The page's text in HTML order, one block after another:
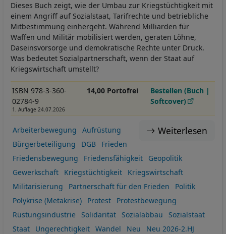
Dieses Buch zeigt, wie der Umbau zur Kriegstüchtigkeit mit
einem Angriff auf Sozialstaat, Tarifrechte und betriebliche
Mitbestimmung einhergeht. Während Milliarden für
Waffen und Militär mobilisiert werden, geraten Löhne,
Daseinsvorsorge und demokratische Rechte unter Druck.
Was bedeutet Sozialpartnerschaft, wenn der Staat auf
Kriegswirtschaft umstellt?
ISBN 978-3-360-
02784-9
1. Auflage 24.07.2026
14,00 Portofrei
Bestellen (Buch |
Softcover)
Weiterlesen
Arbeiterbewegung
Aufrüstung
Bürgerbeteiligung
DGB
Frieden
Friedensbewegung
Friedensfähigkeit
Geopolitik
Gewerkschaft
Kriegstüchtigkeit
Kriegswirtschaft
Militarisierung
Partnerschaft für den Frieden
Politik
Polykrise (Metakrise)
Protest
Protestbewegung
Rüstungsindustrie
Solidarität Sozialabbau
Sozialstaat
Staat
Ungerechtigkeit Wandel Neu
Neu 2026-2.HJ